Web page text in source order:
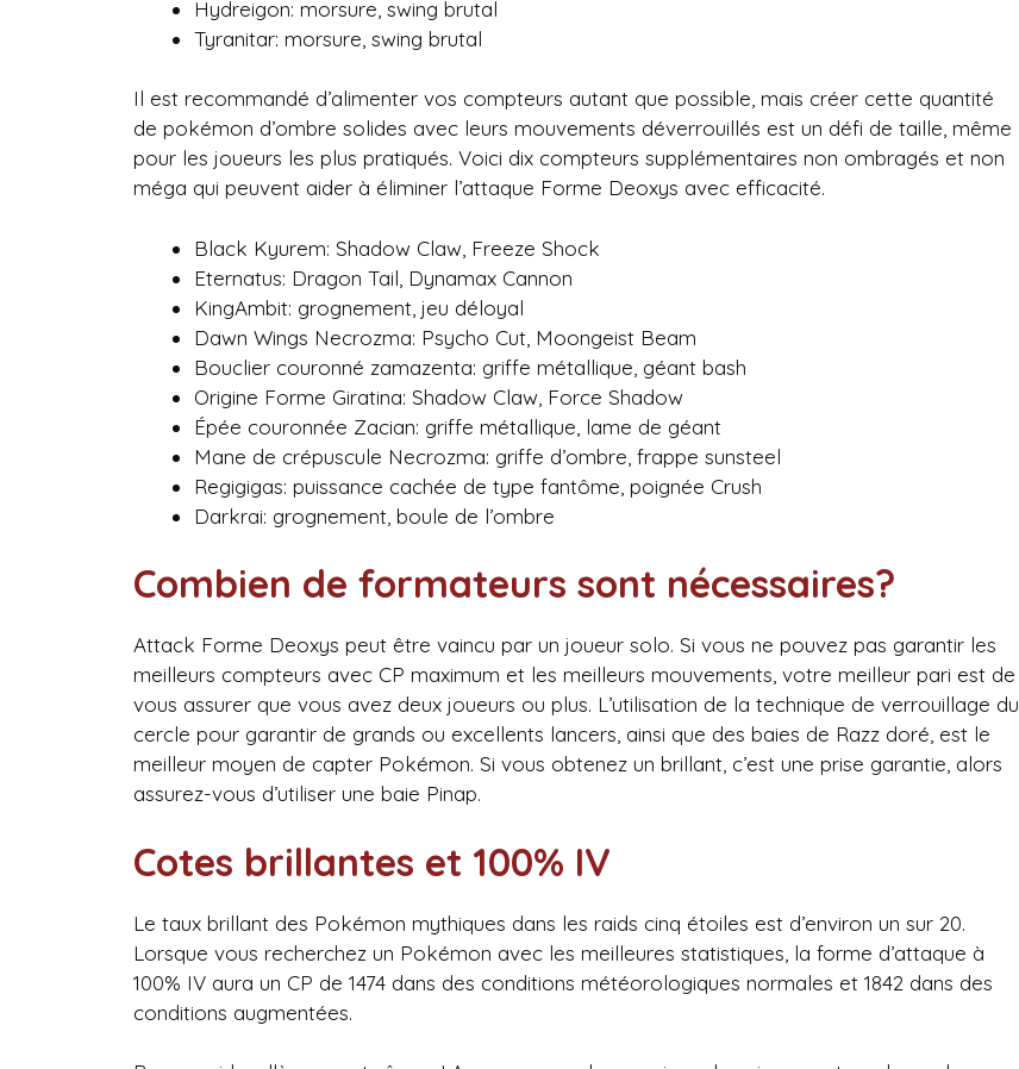
Hydreigon: morsure, swing brutal
Tyranitar: morsure, swing brutal
Il est recommandé d’alimenter vos compteurs autant que possible, mais créer cette quantité
de pokémon d’ombre solides avec leurs mouvements déverrouillés est un défi de taille, même
pour les joueurs les plus pratiqués. Voici dix compteurs supplémentaires non ombragés et non
méga qui peuvent aider à éliminer l’attaque Forme Deoxys avec efficacité.
Black Kyurem: Shadow Claw, Freeze Shock
Eternatus: Dragon Tail, Dynamax Cannon
KingAmbit: grognement, jeu déloyal
Dawn Wings Necrozma: Psycho Cut, Moongeist Beam
Bouclier couronné zamazenta: griffe métallique, géant bash
Origine Forme Giratina: Shadow Claw, Force Shadow
Épée couronnée Zacian: griffe métallique, lame de géant
Mane de crépuscule Necrozma: griffe d’ombre, frappe sunsteel
Regigigas: puissance cachée de type fantôme, poignée Crush
Darkrai: grognement, boule de l’ombre
Combien de formateurs sont nécessaires?
Attack Forme Deoxys peut être vaincu par un joueur solo. Si vous ne pouvez pas garantir les
meilleurs compteurs avec CP maximum et les meilleurs mouvements, votre meilleur pari est de
vous assurer que vous avez deux joueurs ou plus. L’utilisation de la technique de verrouillage du
cercle pour garantir de grands ou excellents lancers, ainsi que des baies de Razz doré, est le
meilleur moyen de capter Pokémon. Si vous obtenez un brillant, c’est une prise garantie, alors
assurez-vous d’utiliser une baie Pinap.
Cotes brillantes et 100% IV
Le taux brillant des Pokémon mythiques dans les raids cinq étoiles est d’environ un sur 20.
Lorsque vous recherchez un Pokémon avec les meilleures statistiques, la forme d’attaque à
100% IV aura un CP de 1474 dans des conditions météorologiques normales et 1842 dans des
conditions augmentées.